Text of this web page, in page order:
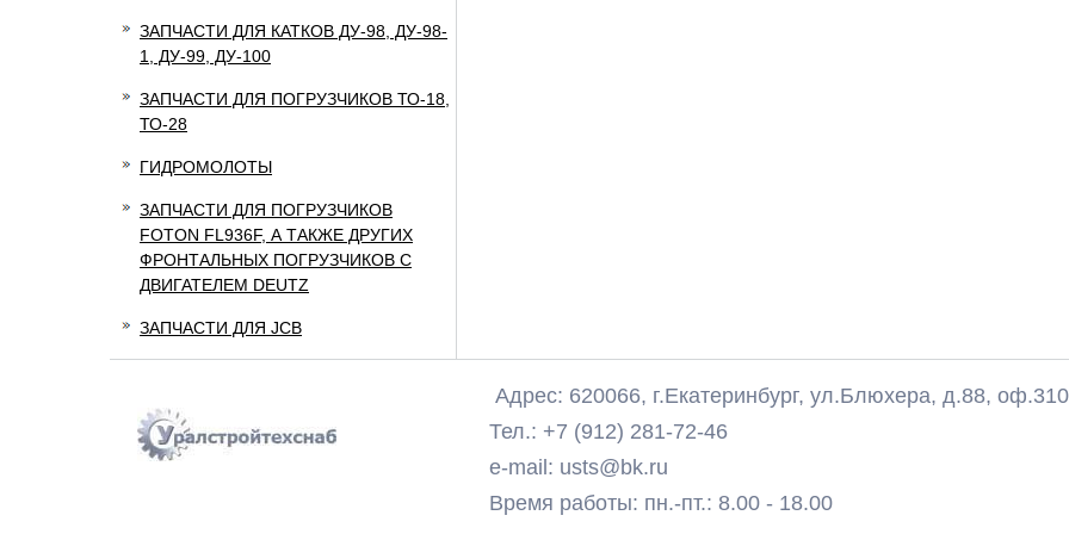
ЗАПЧАСТИ ДЛЯ КАТКОВ ДУ-98, ДУ-98-
1, ДУ-99, ДУ-100
ЗАПЧАСТИ ДЛЯ ПОГРУЗЧИКОВ ТО-18,
ТО-28
ГИДРОМОЛОТЫ
ЗАПЧАСТИ ДЛЯ ПОГРУЗЧИКОВ
FOTON FL936F, А ТАКЖЕ ДРУГИХ
ФРОНТАЛЬНЫХ ПОГРУЗЧИКОВ С
ДВИГАТЕЛЕМ DEUTZ
ЗАПЧАСТИ ДЛЯ JCB
Адрес: 620066, г.Екатеринбург, ул.Блюхера, д.88, оф.310
Тел.: +7 (912) 281-72-46
e-mail: usts@bk.ru
Время работы: пн.-пт.: 8.00 - 18.00